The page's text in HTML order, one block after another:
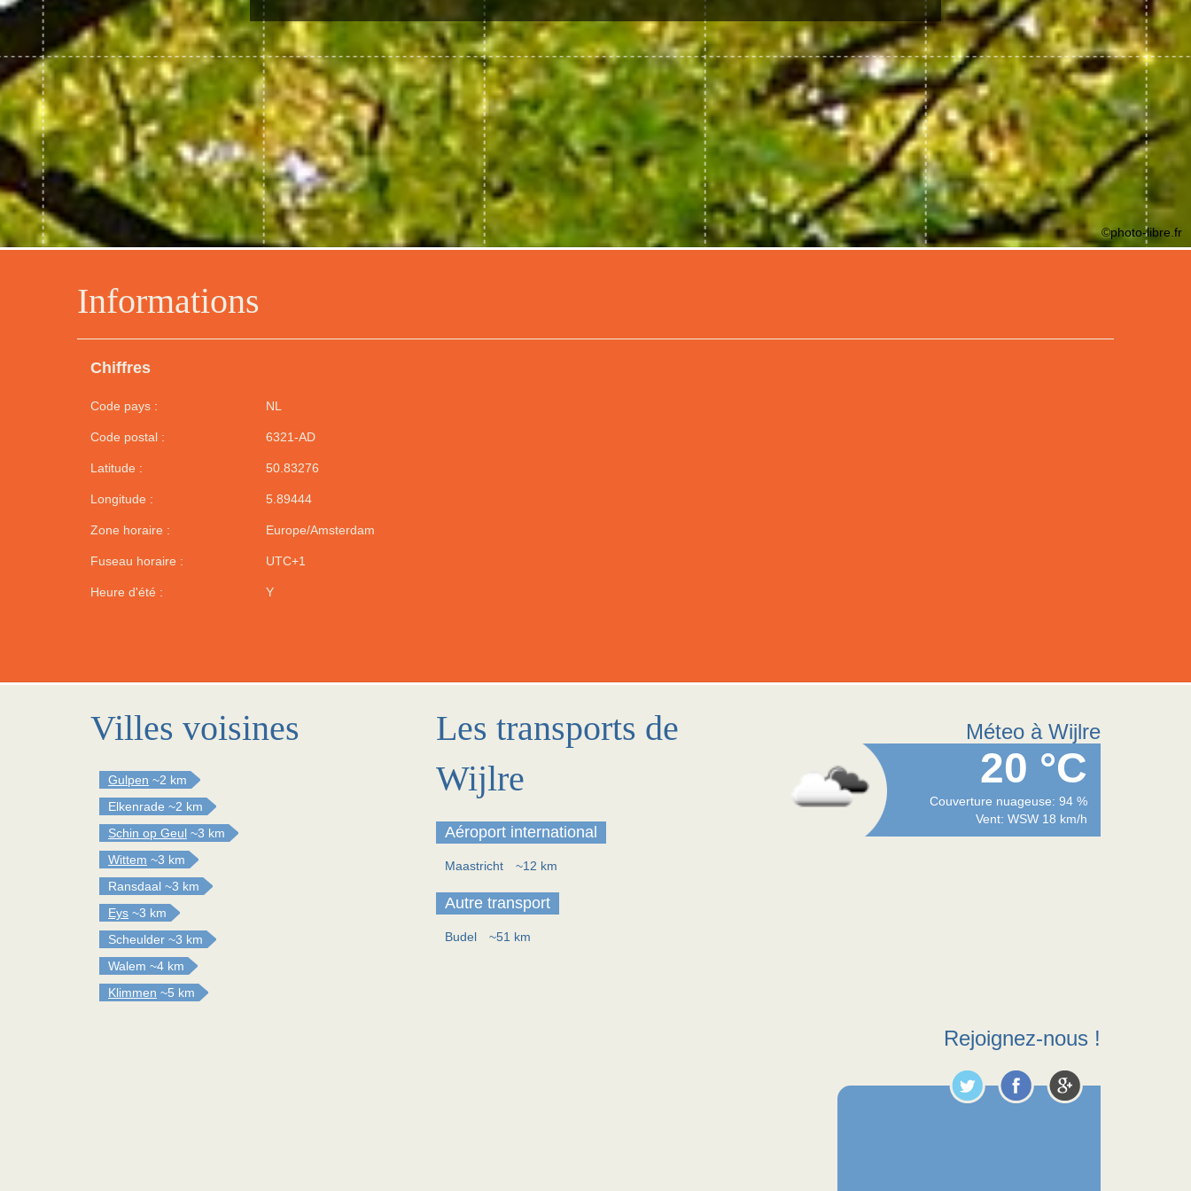
Informations
Chiffres
Code pays : NL
Code postal : 6321-AD
Latitude : 50.83276
Longitude : 5.89444
Zone horaire : Europe/Amsterdam
Fuseau horaire : UTC+1
Heure d'été : Y
©photo-libre.fr
Villes voisines
Gulpen ~2 km
Elkenrade ~2 km
Schin op Geul ~3 km
Wittem ~3 km
Ransdaal ~3 km
Eys ~3 km
Scheulder ~3 km
Walem ~4 km
Klimmen ~5 km
Les transports de
Wijlre
Aéroport international
Maastricht ~12 km
Autre transport
Budel ~51 km
Méteo à Wijlre
20 °C
Couverture nuageuse: 94 %
Vent: WSW 18 km/h
Rejoignez-nous !